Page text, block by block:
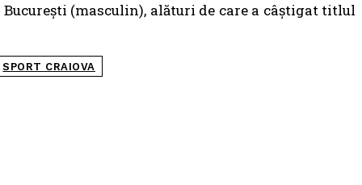
(masculin), alături de care a câștigat titlul
SPORT CRAIOVA